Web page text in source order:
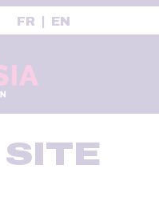
FR EN